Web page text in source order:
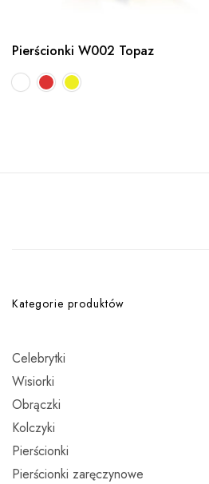
Pierścionki W002 Topaz
Kategorie produktów
Celebrytki
Wisiorki
Obrączki
Kolczyki
Pierścionki
Pierścionki zaręczynowe